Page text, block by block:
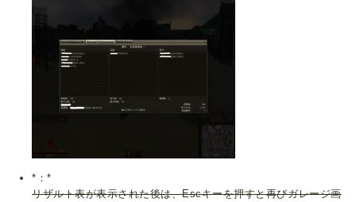
*：*
リザルト表が表示された後は、Escキーを押すと再びガレージ画